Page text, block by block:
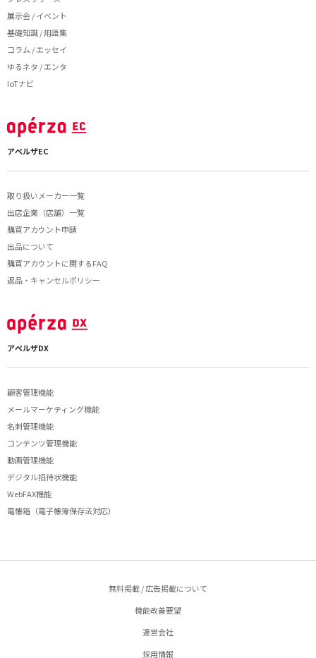
展示会 / イベント
基礎知識 / 用語集
コラム / エッセイ
ゆるネタ / エンタ
IoTナビ
アペルザEC
取り扱いメーカー一覧
出店企業（店舗）一覧
購買アカウント申請
出品について
購買アカウントに関するFAQ
返品・キャンセルポリシー
アペルザDX
顧客管理機能
メールマーケティング機能
名刺管理機能
コンテンツ管理機能
動画管理機能
デジタル招待状機能
WebFAX機能
電帳箱（電子帳簿保存法対応）
無料掲載 / 広告掲載について
機能改善要望
運営会社
採用情報